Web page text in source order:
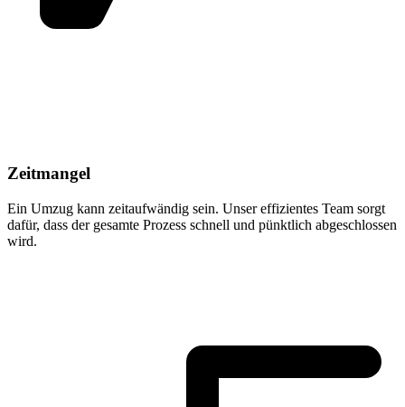
Zeitmangel
Ein Umzug kann zeitaufwändig sein. Unser effizientes Team sorgt
dafür, dass der gesamte Prozess schnell und pünktlich abgeschlossen
wird.